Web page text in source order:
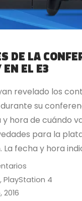
DE LA
EN EL E3
revelado los
su
hora de cuándo
para la
La fecha y hora
a las 18.00
hace que sea a
,PlayStation 4
2016